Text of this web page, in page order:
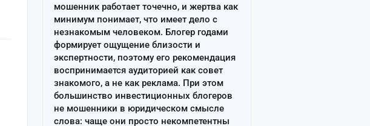
мошенник работает точечно, и жертва как
минимум понимает, что имеет дело с
незнакомым человеком. Блогер годами
формирует ощущение близости и
экспертности, поэтому его рекомендация
воспринимается аудиторией как совет
знакомого, а не как реклама. При этом
большинство инвестиционных блогеров
не мошенники в юридическом смысле
слова: чаще они просто некомпетентны